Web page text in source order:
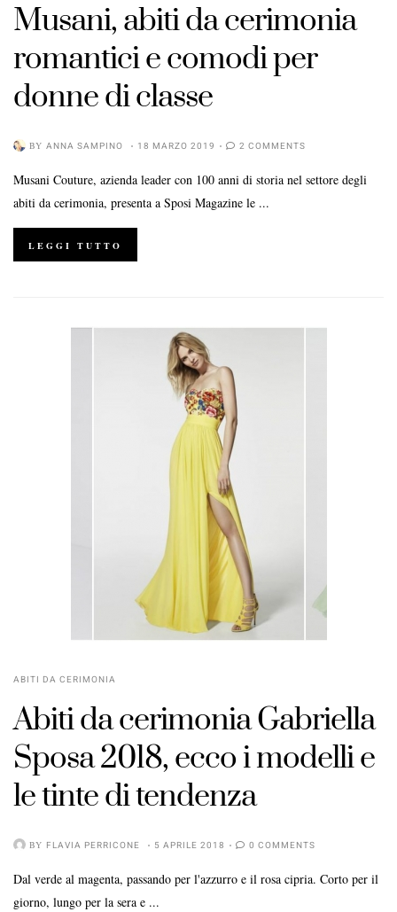
Musani, abiti da cerimonia
romantici e comodi per
donne di classe
BY ANNA SAMPINO 18 MARZO 2019 2 COMMENTS
Musani Couture, azienda leader con 100 anni di storia nel settore degli
abiti da cerimonia, presenta a Sposi Magazine le ...
LEGGI TUTTO
ABITI DA CERIMONIA
Abiti da cerimonia Gabriella
Sposa 2018, ecco i modelli e
le tinte di tendenza
BY FLAVIA PERRICONE 5 APRILE 2018 0 COMMENTS
Dal verde al magenta, passando per l'azzurro e il rosa cipria. Corto per il
giorno, lungo per la sera e ...